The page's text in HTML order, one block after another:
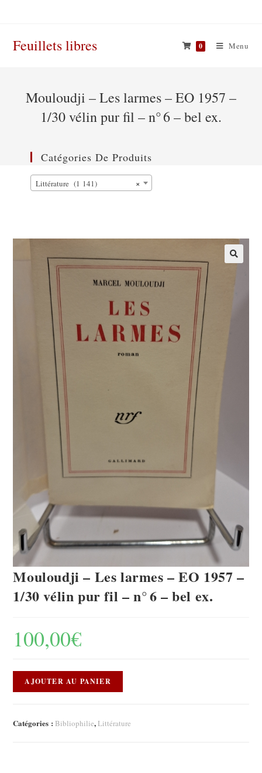
Feuillets libres 0 Menu
Mouloudji – Les larmes – EO 1957 –
1/30 vélin pur fil – n° 6 – bel ex.
Mouloudji – Les larmes – EO 1957 –
1/30 vélin pur fil – n° 6 – bel ex.
100,00€
AJOUTER AU PANIER
Catégories : Bibliophilie,Littérature
Catégories De Produits
×
Littérature (1 141)